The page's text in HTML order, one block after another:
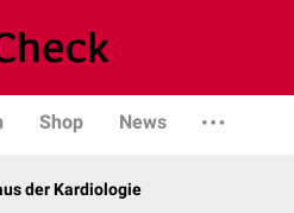
Shop News
der Kardiologie